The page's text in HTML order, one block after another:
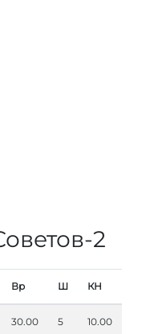
2
Вр Ш КН
30.00 5 10.00